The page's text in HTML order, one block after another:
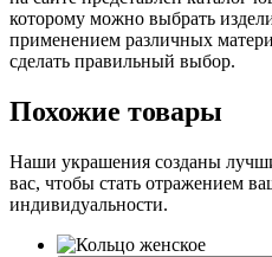
которому можно выбрать
применением различных
сделать правильный выбор.
Похожие товары
Наши украшения созданы
вас, чтобы стать отражением
индивидуальности.